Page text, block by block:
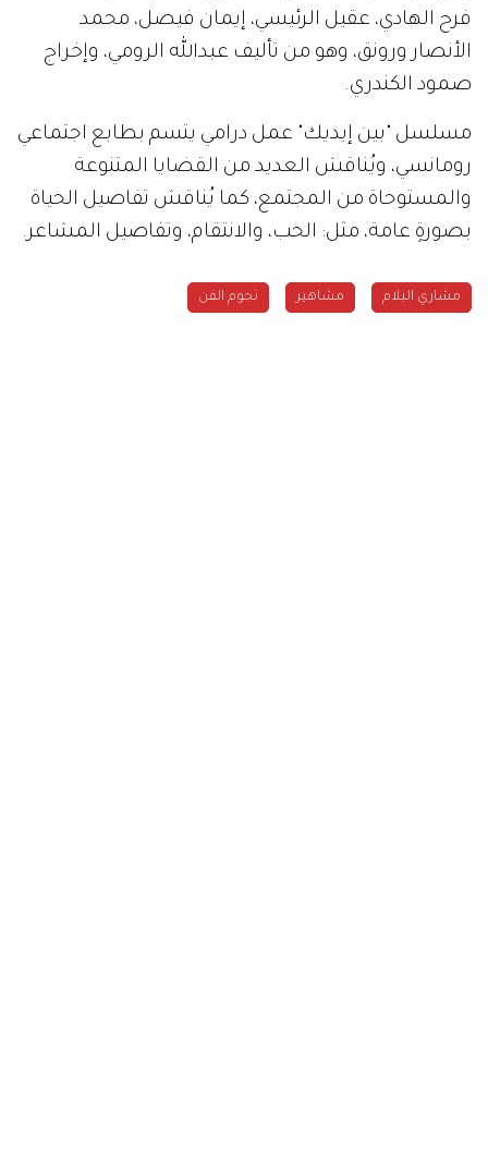
فرح الهادي، عقيل الرئيسي، إيمان فيصل، محمد
الأنصار ورونق، وهو من تأليف عبدالله الرومي، وإخراج
صمود الكندري.
مسلسل "بين إيديك" عمل درامي يتسم بطابع اجتماعي
رومانسي، ويُناقش العديد من القضايا المتنوعة
والمستوحاة من المجتمع، كما يُناقش تفاصيل الحياة
بصورةٍ عامة، مثل: الحب، والانتقام، وتفاصيل المشاعر.
مشاري البلام مشاهير نجوم الفن